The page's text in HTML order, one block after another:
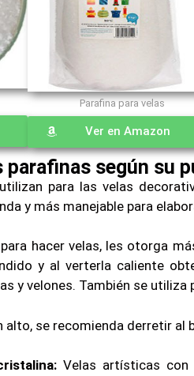
Parafina para velas
Ver en Amazon
parafinas según su
para las velas
y más manejable para
hacer velas, les otorga
y al verterla caliente
y velones. También se
alto, se recomienda derretir al
: Velas artísticas